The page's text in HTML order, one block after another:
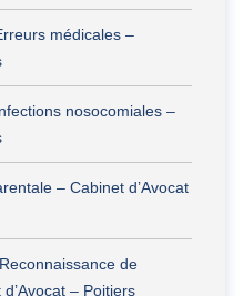
médicales –
nosocomiales –
– Cabinet d’Avocat
de
– Poitiers